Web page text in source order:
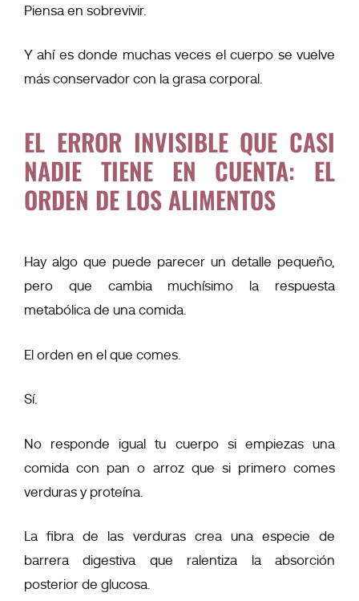
Piensa en sobrevivir.
Y ahí es donde muchas veces el cuerpo se vuelve
más conservador con la grasa corporal.
EL ERROR INVISIBLE QUE CASI
NADIE TIENE EN CUENTA: EL
ORDEN DE LOS ALIMENTOS
Hay algo que puede parecer un detalle pequeño,
pero que cambia muchísimo la respuesta
metabólica de una comida.
El orden en el que comes.
Sí.
No responde igual tu cuerpo si empiezas una
comida con pan o arroz que si primero comes
verduras y proteína.
La fibra de las verduras crea una especie de
barrera digestiva que ralentiza la absorción
posterior de glucosa.